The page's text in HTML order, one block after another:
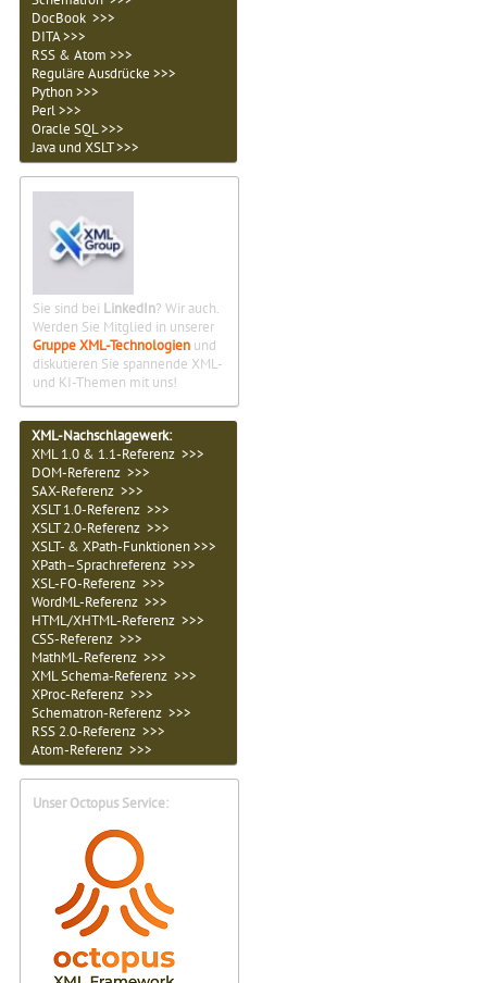
DocBook >>>
DITA >>>
RSS & Atom >>>
Reguläre Ausdrücke >>>
Python >>>
Perl >>>
Oracle SQL >>>
Java und XSLT >>>
Sie sind bei LinkedIn? Wir auch.
Werden Sie Mitglied in unserer
Gruppe XML-Technologien und
diskutieren Sie spannende XML-
und KI-Themen mit uns!
XML-Nachschlagewerk:
XML 1.0 & 1.1-Referenz >>>
DOM-Referenz >>>
SAX-Referenz >>>
XSLT 1.0-Referenz >>>
XSLT 2.0-Referenz >>>
XSLT- & XPath-Funktionen >>>
XPath–Sprachreferenz >>>
XSL-FO-Referenz >>>
WordML-Referenz >>>
HTML/XHTML-Referenz >>>
CSS-Referenz >>>
MathML-Referenz >>>
XML Schema-Referenz >>>
XProc-Referenz >>>
Schematron-Referenz >>>
RSS 2.0-Referenz >>>
Atom-Referenz >>>
Unser Octopus Service: